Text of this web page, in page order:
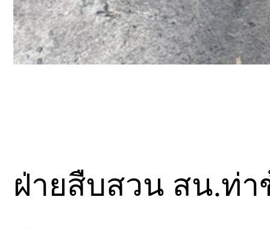
ฝ่ายสืบสวน สน.ท่